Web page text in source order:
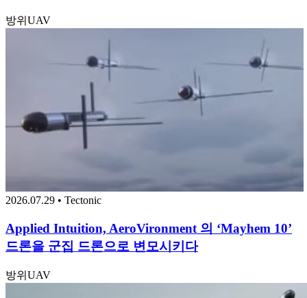
방위 UAV
2026.07.29 • Tectonic
Applied Intuition, AeroVironment 의 ‘Mayhem 10’
드론을 군집 드론으로 변모시키다
방위 UAV